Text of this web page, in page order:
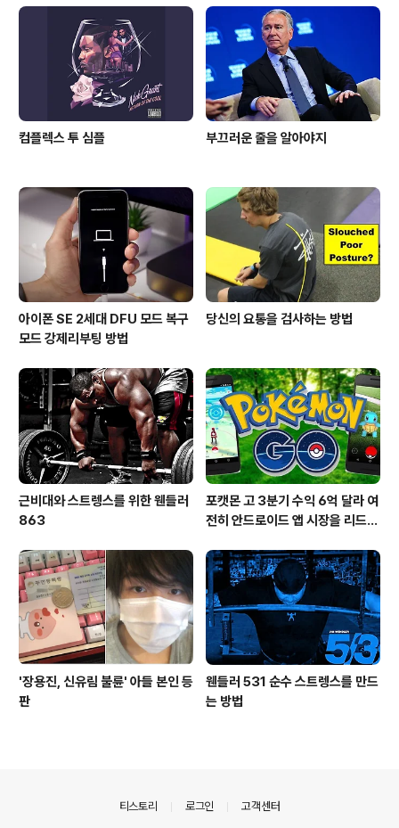
포됐다. iOS 14.3은 아이폰 사용자들을 위한 여러 변경사
항들을 포함한다. 가장 주목할 기능은 아이폰 12 프로와 아
이폰 12 프로 맥스 사용자들을..
컴플렉스 투 심플 부끄러운 줄을 알아야지
아이폰 SE 2세대 DFU 모드 복구
모드 강제리부팅 방법
당신의 요통을 검사하는 방법
근비대와 스트렝스를 위한 웬들러
863
포캣몬 고 3분기 수익 6억 달라 여
전히 안드로이드 앱 시장을 리드
'장용진, 신유림 불륜' 아들 본인 등
판
웬들러 531 순수 스트렝스를 만드
는 방법
티스토리 로그인 고객센터